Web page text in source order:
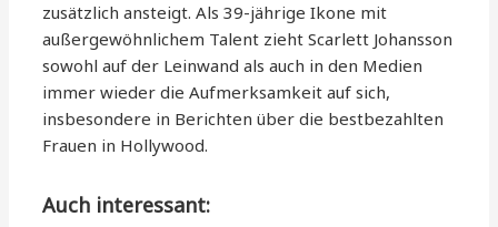
zusätzlich ansteigt. Als 39-jährige Ikone mit
außergewöhnlichem Talent zieht Scarlett Johansson
sowohl auf der Leinwand als auch in den Medien
immer wieder die Aufmerksamkeit auf sich,
insbesondere in Berichten über die bestbezahlten
Frauen in Hollywood.
Auch interessant: